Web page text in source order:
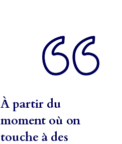
À partir du
moment où on
touche à des